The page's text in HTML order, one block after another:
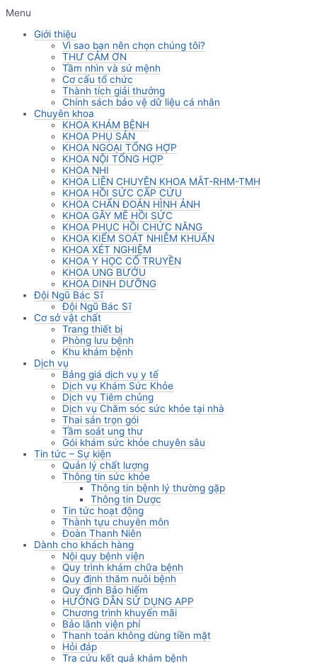
Menu
Giới thiệu
Vì sao bạn nên chọn chúng tôi?
THƯ CẢM ƠN
Tầm nhìn và sứ mệnh
Cơ cấu tổ chức
Thành tích giải thưởng
Chính sách bảo vệ dữ liệu cá nhân
Chuyên khoa
KHOA KHÁM BỆNH
KHOA PHỤ SẢN
KHOA NGOẠI TỔNG HỢP
KHOA NỘI TỔNG HỢP
KHOA NHI
KHOA LIÊN CHUYÊN KHOA MẮT-RHM-TMH
KHOA HỒI SỨC CẤP CỨU
KHOA CHẨN ĐOÁN HÌNH ẢNH
KHOA GÂY MÊ HỒI SỨC
KHOA PHỤC HỒI CHỨC NĂNG
KHOA KIỂM SOÁT NHIỄM KHUẨN
KHOA XÉT NGHIỆM
KHOA Y HỌC CỔ TRUYỀN
KHOA UNG BƯỚU
KHOA DINH DƯỠNG
Đội Ngũ Bác Sĩ
Đội Ngũ Bác Sĩ
Cơ sở vật chất
Trang thiết bị
Phòng lưu bệnh
Khu khám bệnh
Dịch vụ
Bảng giá dịch vụ y tế
Dịch vụ Khám Sức Khỏe
Dịch vụ Tiêm chủng
Dịch vụ Chăm sóc sức khỏe tại nhà
Thai sản trọn gói
Tầm soát ung thư
Gói khám sức khỏe chuyên sâu
Tin tức – Sự kiện
Quản lý chất lượng
Thông tin sức khỏe
Thông tin bệnh lý thường gặp
Thông tin Dược
Tin tức hoạt động
Thành tựu chuyên môn
Đoàn Thanh Niên
Dành cho khách hàng
Nội quy bệnh viện
Quy trình khám chữa bệnh
Quy định thăm nuôi bệnh
Quy định Bảo hiểm
HƯỚNG DẪN SỬ DỤNG APP
Chương trình khuyến mãi
Bảo lãnh viện phí
Thanh toán không dùng tiền mặt
Hỏi đáp
Tra cứu kết quả khám bệnh